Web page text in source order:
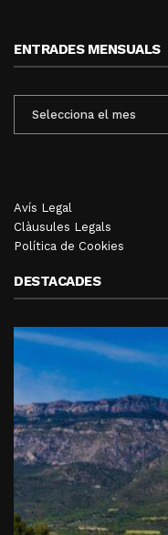
ENTRADES MENSUALS
MENSUALS
Avís Legal
Clàusules Legals
Política de Cookies
DESTACADES